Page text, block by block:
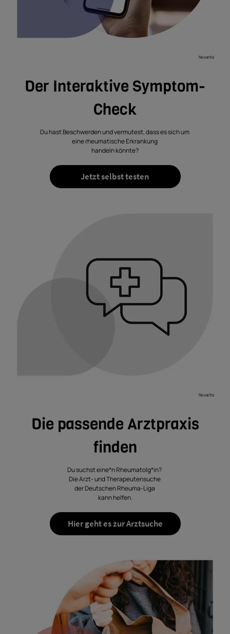
Novartis
Der Interaktive Symptom-
Check
Du hast Beschwerden und vermutest, dass es sich um
eine rheumatische Erkrankung
handeln könnte?
Jetzt selbst testen
Novartis
Die passende Arztpraxis
finden
Du suchst eine*n Rheumatolg*in?
Die Arzt- und Therapeutensuche
der Deutschen Rheuma-Liga
kann helfen.
Hier geht es zur Arztsuche